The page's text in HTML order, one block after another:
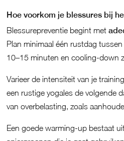
Hoe voorkom je blessures bij
Blessurepreventie begint met
Plan minimaal één rustdag
10–15 minuten en cooling-down
Varieer de intensiteit van je
een rustige yogales de volgende
van overbelasting, zoals
Een goede warming-up bestaat